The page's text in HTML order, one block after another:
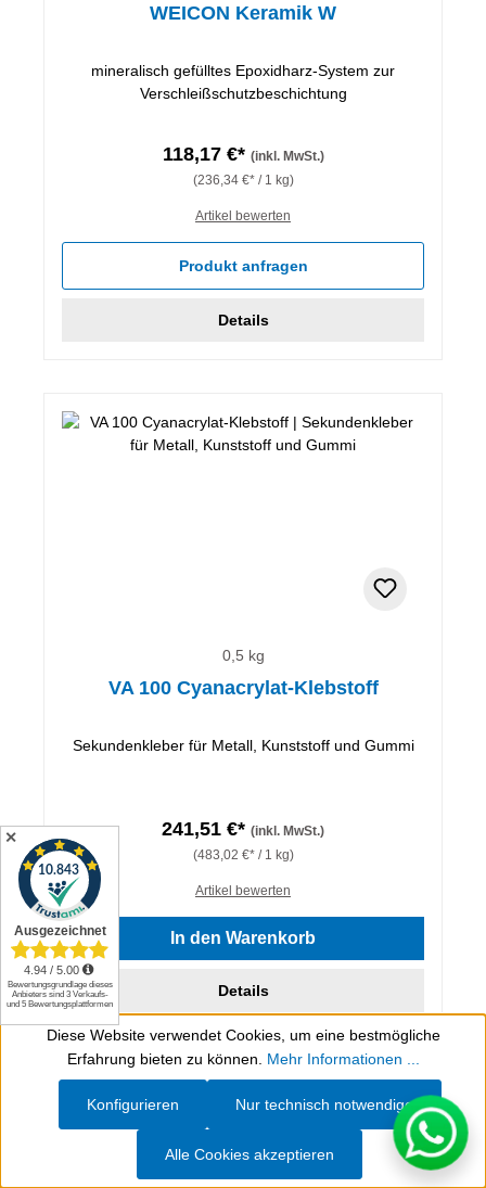
Werkzeugleiste anzeigen
WEICON Keramik W
mineralisch gefülltes Epoxidharz-System zur
Verschleißschutzbeschichtung
118,17 €* (inkl. MwSt.)
(236,34 €* / 1 kg)
Artikel bewerten
Produkt anfragen
Details
0,5 kg
VA 100 Cyanacrylat-Klebstoff
Sekundenkleber für Metall, Kunststoff und Gummi
241,51 €* (inkl. MwSt.)
(483,02 €* / 1 kg)
Artikel bewerten
In den Warenkorb
Details
Diese Website verwendet Cookies, um eine bestmögliche
Erfahrung bieten zu können. Mehr Informationen ...
Nur technisch notwendige
Konfigurieren
Alle Cookies akzeptieren
✕